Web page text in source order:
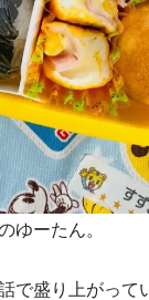
ゆーたん。
で盛り上がって